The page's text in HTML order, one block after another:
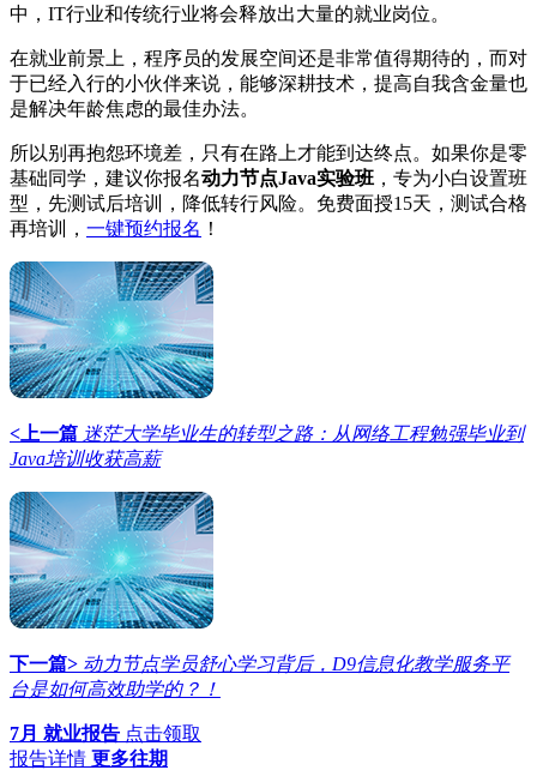
中，IT行业和传统行业将会释放出大量的就业岗位。
在就业前景上，程序员的发展空间还是非常值得期待的，而对
于已经入行的小伙伴来说，能够深耕技术，提高自我含金量也
是解决年龄焦虑的最佳办法。
所以别再抱怨环境差，只有在路上才能到达终点。如果你是零
基础同学，建议你报名动力节点Java实验班 ，专为小白设置班
型，先测试后培训，降低转行风险。免费面授15天，测试合格
再培训， 一键预约报名 ！
<上一篇 迷茫大学毕业生的转型之路：从网络工程勉强毕业到
Java培训收获高薪
下一篇> 动力节点学员舒心学习背后，D9信息化教学服务平
台是如何高效助学的？！
7月 就业报告 点击领取
报告详情 更多往期